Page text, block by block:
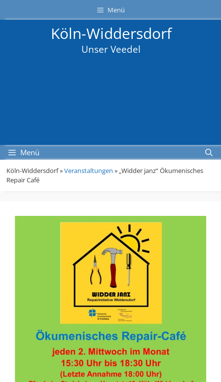
Inhalt
zur
Inhalt
Menü
Köln-Widdersdorf
Unser Veedel
Menü
Köln-Widdersdorf »Veranstaltungen » „Widder janz“ Ökumenisches
Repair Café